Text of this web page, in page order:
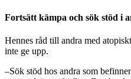
Fortsätt kämpa och sök stöd i
Hennes råd till andra med
inte ge upp.
–Sök stöd hos andra som